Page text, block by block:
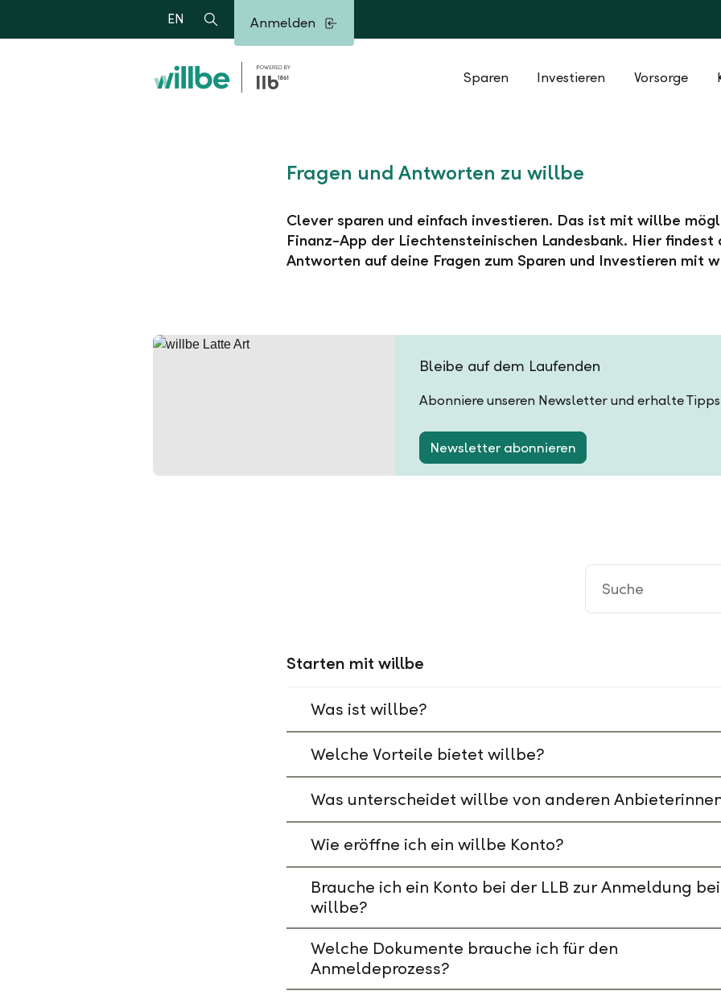
EN Suche Anmelden
Sparen Investieren Vorsorge
Fragen und Antworten zu willbe
Clever sparen und einfach investieren. Das ist mit willbe
Finanz-App der Liechtensteinischen Landesbank. Hier findest
Antworten auf deine Fragen zum Sparen und Investieren mit
Bleibe auf dem Laufenden
Abonniere unseren Newsletter und erhalte
Newsletter abonnieren
Starten mit willbe
Was ist willbe?
Welche Vorteile bietet willbe?
Was unterscheidet willbe von anderen
Wie eröffne ich ein willbe Konto?
Brauche ich ein Konto bei der LLB zur Anmeldung bei
willbe?
Welche Dokumente brauche ich für den
Anmeldeprozess?